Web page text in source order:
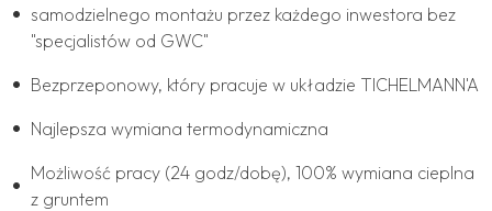
samodzielnego montażu przez każdego inwestora bez
"specjalistów od GWC"
Bezprzeponowy, który pracuje w układzie TICHELMANN'A
Najlepsza wymiana termodynamiczna
Możliwość pracy (24 godz/dobę), 100% wymiana cieplna
z gruntem